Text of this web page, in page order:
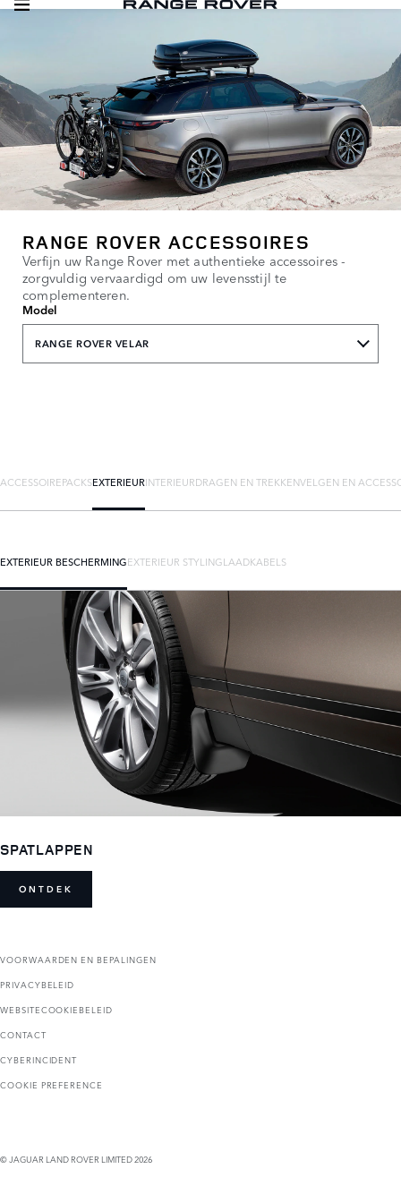
RANGE ROVER ACCESSOIRES
Verfijn uw Range Rover met authentieke accessoires -
zorgvuldig vervaardigd om uw levensstijl te
complementeren.
Model
RANGE ROVER VELAR
ACCESSOIREPACKSEXTERIEURINTERIEURDRAGEN EN TREKKENVELGEN EN
EXTERIEUR BESCHERMINGEXTERIEUR STYLINGLAADKABELS
SPATLAPPEN
ONTDEK
VOORWAARDEN EN BEPALINGEN
PRIVACYBELEID
WEBSITECOOKIEBELEID
CONTACT
CYBERINCIDENT
COOKIE PREFERENCE
© JAGUAR LAND ROVER LIMITED 2026